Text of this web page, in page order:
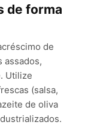
de forma
de
assados,
Utilize
(salsa,
de oliva